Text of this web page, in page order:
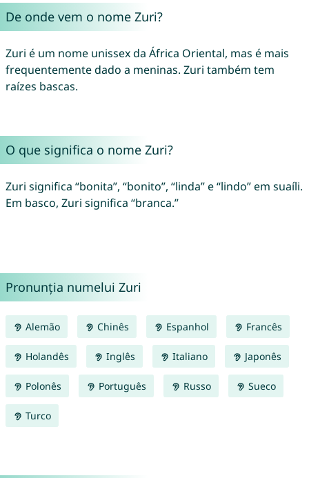
De onde vem o nome Zuri?
Zuri é um nome unissex da África Oriental, mas é mais
frequentemente dado a meninas. Zuri também tem
raízes bascas.
O que significa o nome Zuri?
Zuri significa “bonita”, “bonito”, “linda” e “lindo” em suaíli.
Em basco, Zuri significa “branca.”
Pronunția numelui Zuri
Alemão Chinês Espanhol Francês
Holandês Inglês Italiano Japonês
Polonês Português Russo Sueco
Turco